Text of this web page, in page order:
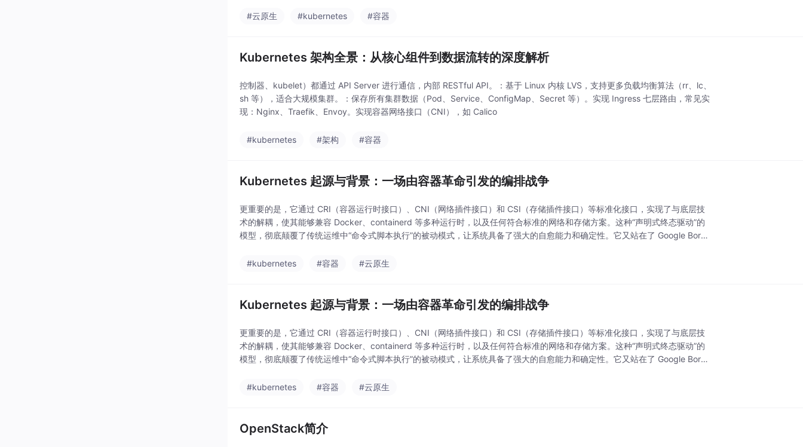
#云原生 #kubernetes #容器
Kubernetes 架构全景：从核心组件到数据流转的深度解析
控制器、kubelet）都通过 API Server 进行通信，内部 RESTful API。：基于 Linux 内核 LVS，支持更多负载均衡算法（rr、lc、
sh 等），适合大规模集群。：保存所有集群数据（Pod、Service、ConfigMap、Secret 等）。实现 Ingress 七层路由，常见实
现：Nginx、Traefik、Envoy。实现容器网络接口（CNI），如 Calico
#kubernetes #架构 #容器
Kubernetes 起源与背景：一场由容器革命引发的编排战争
更重要的是，它通过 CRI（容器运行时接口）、CNI（网络插件接口）和 CSI（存储插件接口）等标准化接口，实现了与底层技
术的解耦，使其能够兼容 Docker、containerd 等多种运行时，以及任何符合标准的网络和存储方案。这种“声明式终态驱动”的
模型，彻底颠覆了传统运维中“命令式脚本执行”的被动模式，让系统具备了强大的自愈能力和确定性。它又站在了 Google Borg/
#kubernetes
#容器 #云原生
Kubernetes 起源与背景：一场由容器革命引发的编排战争
更重要的是，它通过 CRI（容器运行时接口）、CNI（网络插件接口）和 CSI（存储插件接口）等标准化接口，实现了与底层技
术的解耦，使其能够兼容 Docker、containerd 等多种运行时，以及任何符合标准的网络和存储方案。这种“声明式终态驱动”的
模型，彻底颠覆了传统运维中“命令式脚本执行”的被动模式，让系统具备了强大的自愈能力和确定性。它又站在了 Google Borg/
#kubernetes
#容器 #云原生
OpenStack简介